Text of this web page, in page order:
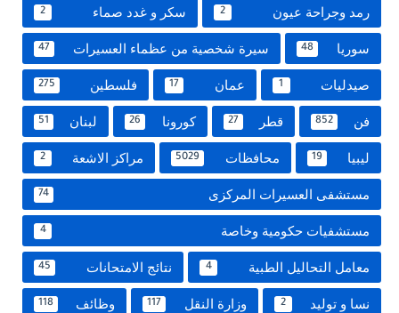
رمد وجراحة عيون 2 سكر و غدد صماء 2
سوريا 48 سيرة شخصية من عظماء العسيرات 47
صيدليات 1 عمان 17 فلسطين 275
فن 852 قطر 27 كورونا 26 لبنان 51
ليبيا 19 محافظات 5029 مراكز الاشعة 2
مستشفى العسيرات المركزى 74
مستشفيات حكومية وخاصة 4
معامل التحاليل الطبية 4 نتائج الامتحانات 45
نسا و توليد 2 وزارة النقل 117 وظائف 118